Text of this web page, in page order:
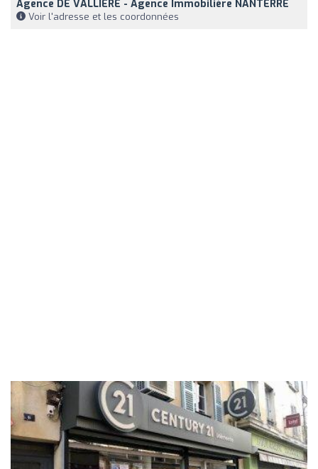
Agence DE VALLIERE - Agence Immobilière NANTERRE
Voir l'adresse et les coordonnées